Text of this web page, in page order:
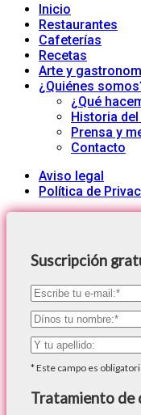
Inicio
Restaurantes
Cafeterías
Recetas
Arte y
¿Quiénes
¿Qué
Historia
Prensa y
Contacto
Aviso legal
Política de
Suscripción
*Este campo es
Tratamiento de